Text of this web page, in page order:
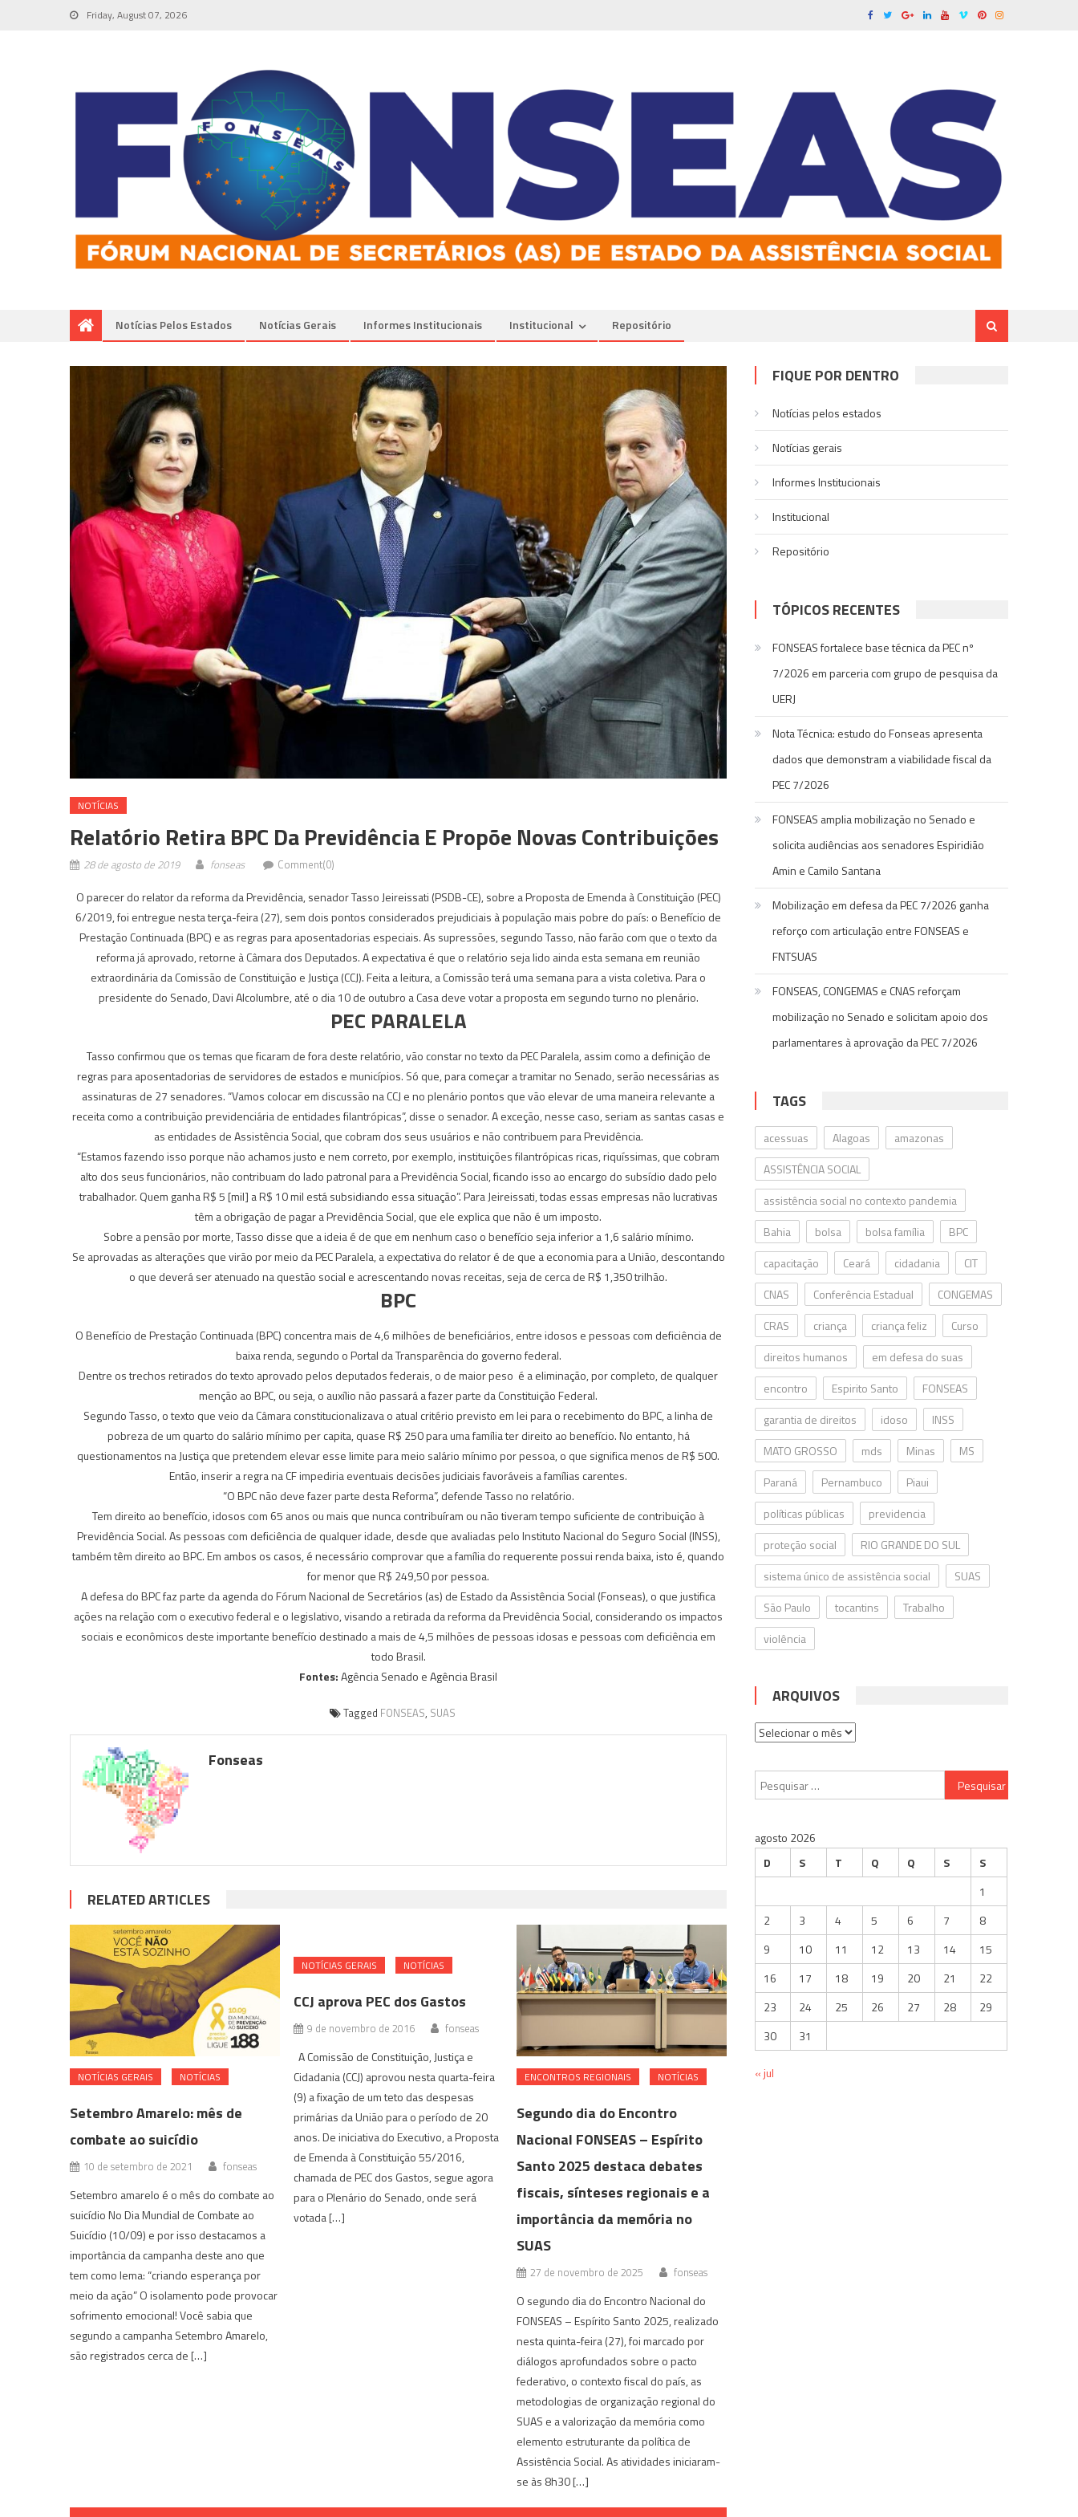
Friday, August 07, 2026
Notícias Pelos Estados Notí­cias Gerais Informes Institucionais Institucional Repositório
NOTÍCIAS
Relatório Retira BPC Da Previdência E Propõe Novas Contribuições
28 de agosto de 2019 fonseas Comment(0)
O parecer do relator da reforma da Previdência, senador Tasso Jeireissati (PSDB-CE), sobre a Proposta de Emenda à Constituição (PEC)
6/2019, foi entregue nesta terça-feira (27), sem dois pontos considerados prejudiciais à população mais pobre do país: o Benefício de
Prestação Continuada (BPC) e as regras para aposentadorias especiais. As supressões, segundo Tasso, não farão com que o texto da
reforma já aprovado, retorne à Câmara dos Deputados. A expectativa é que o relatório seja lido ainda esta semana em reunião
extraordinária da Comissão de Constituição e Justiça (CCJ). Feita a leitura, a Comissão terá uma semana para a vista coletiva. Para o
presidente do Senado, Davi Alcolumbre, até o dia 10 de outubro a Casa deve votar a proposta em segundo turno no plenário.
PEC PARALELA
Tasso confirmou que os temas que ficaram de fora deste relatório, vão constar no texto da PEC Paralela, assim como a definição de
regras para aposentadorias de servidores de estados e municípios. Só que, para começar a tramitar no Senado, serão necessárias as
assinaturas de 27 senadores. “Vamos colocar em discussão na CCJ e no plenário pontos que vão elevar de uma maneira relevante a
receita como a contribuição previdenciária de entidades filantrópicas”, disse o senador. A exceção, nesse caso, seriam as santas casas e
as entidades de Assistência Social, que cobram dos seus usuários e não contribuem para Previdência.
“Estamos fazendo isso porque não achamos justo e nem correto, por exemplo, instituições filantrópicas ricas, riquíssimas, que cobram
alto dos seus funcionários, não contribuam do lado patronal para a Previdência Social, ficando isso ao encargo do subsídio dado pelo
trabalhador. Quem ganha R$ 5 [mil] a R$ 10 mil está subsidiando essa situação”. Para Jeireissati, todas essas empresas não lucrativas
têm a obrigação de pagar a Previdência Social, que ele explica que não é um imposto.
Sobre a pensão por morte, Tasso disse que a ideia é de que em nenhum caso o benefício seja inferior a 1,6 salário mínimo.
Se aprovadas as alterações que virão por meio da PEC Paralela, a expectativa do relator é de que a economia para a União, descontando
o que deverá ser atenuado na questão social e acrescentando novas receitas, seja de cerca de R$ 1,350 trilhão.
BPC
O Benefício de Prestação Continuada (BPC) concentra mais de 4,6 milhões de beneficiários, entre idosos e pessoas com deficiência de
baixa renda, segundo o Portal da Transparência do governo federal.
Dentre os trechos retirados do texto aprovado pelos deputados federais, o de maior peso é a eliminação, por completo, de qualquer
menção ao BPC, ou seja, o auxílio não passará a fazer parte da Constituição Federal.
Segundo Tasso, o texto que veio da Câmara constitucionalizava o atual critério previsto em lei para o recebimento do BPC, a linha de
pobreza de um quarto do salário mínimo per capita, quase R$ 250 para uma família ter direito ao benefício. No entanto, há
questionamentos na Justiça que pretendem elevar esse limite para meio salário mínimo por pessoa, o que significa menos de R$ 500.
Então, inserir a regra na CF impediria eventuais decisões judiciais favoráveis a famílias carentes.
“O BPC não deve fazer parte desta Reforma”, defende Tasso no relatório.
Tem direito ao benefício, idosos com 65 anos ou mais que nunca contribuíram ou não tiveram tempo suficiente de contribuição à
Previdência Social. As pessoas com deficiência de qualquer idade, desde que avaliadas pelo Instituto Nacional do Seguro Social (INSS),
também têm direito ao BPC. Em ambos os casos, é necessário comprovar que a família do requerente possui renda baixa, isto é, quando
for menor que R$ 249,50 por pessoa.
A defesa do BPC faz parte da agenda do Fórum Nacional de Secretários (as) de Estado da Assistência Social (Fonseas), o que justifica
ações na relação com o executivo federal e o legislativo, visando a retirada da reforma da Previdência Social, considerando os impactos
sociais e econômicos deste importante benefício destinado a mais de 4,5 milhões de pessoas idosas e pessoas com deficiência em
todo Brasil.
Fontes:Agência Senado e Agência Brasil
Tagged FONSEAS, SUAS
Fonseas
RELATED ARTICLES
NOTÍ­CIAS GERAIS NOTÍCIAS
Setembro Amarelo: mês de
combate ao suicídio
10 de setembro de 2021 fonseas
Setembro amarelo é o mês do combate ao
suicídio No Dia Mundial de Combate ao
Suicídio (10/09) e por isso destacamos a
importância da campanha deste ano que
tem como lema: “criando esperança por
meio da ação” O isolamento pode provocar
sofrimento emocional! Você sabia que
segundo a campanha Setembro Amarelo,
são registrados cerca de […]
NOTÍ­CIAS GERAIS NOTÍCIAS
CCJ aprova PEC dos Gastos
9 de novembro de 2016 fonseas
A Comissão de Constituição, Justiça e
Cidadania (CCJ) aprovou nesta quarta-feira
(9) a fixação de um teto das despesas
primárias da União para o período de 20
anos. De iniciativa do Executivo, a Proposta
de Emenda à Constituição 55/2016,
chamada de PEC dos Gastos, segue agora
para o Plenário do Senado, onde será
votada […]
ENCONTROS REGIONAIS NOTÍCIAS
Segundo dia do Encontro
Nacional FONSEAS – Espírito
Santo 2025 destaca debates
fiscais, sínteses regionais e a
importância da memória no
SUAS
27 de novembro de 2025 fonseas
O segundo dia do Encontro Nacional do
FONSEAS – Espírito Santo 2025, realizado
nesta quinta-feira (27), foi marcado por
diálogos aprofundados sobre o pacto
federativo, o contexto fiscal do país, as
metodologias de organização regional do
SUAS e a valorização da memória como
elemento estruturante da política de
Assistência Social. As atividades iniciaram-
se às 8h30 […]
FIQUE POR DENTRO
Notícias pelos estados
Notí­cias gerais
Informes Institucionais
Institucional
Repositório
TÓPICOS RECENTES
FONSEAS fortalece base técnica da PEC nº
7/2026 em parceria com grupo de pesquisa da
UERJ
Nota Técnica: estudo do Fonseas apresenta
dados que demonstram a viabilidade fiscal da
PEC 7/2026
FONSEAS amplia mobilização no Senado e
solicita audiências aos senadores Espiridião
Amin e Camilo Santana
Mobilização em defesa da PEC 7/2026 ganha
reforço com articulação entre FONSEAS e
FNTSUAS
FONSEAS, CONGEMAS e CNAS reforçam
mobilização no Senado e solicitam apoio dos
parlamentares à aprovação da PEC 7/2026
TAGS
acessuas Alagoas
amazonas
ASSISTÊNCIA SOCIAL
assistência social no contexto pandemia
Bahia
bolsa bolsa família
BPC
capacitação
Ceará cidadania
CIT
CNAS
Conferência Estadual
CONGEMAS
CRAS
criança criança feliz
Curso
direitos humanos
em defesa do suas
encontro
Espirito Santo
FONSEAS
garantia de direitos
idoso
INSS
MATO GROSSO
mds Minas
MS
Paraná
Pernambuco
Piaui
políticas públicas
previdencia
proteção social
RIO GRANDE DO SUL
sistema único de assistência social
SUAS
São Paulo
tocantins
Trabalho
violência
ARQUIVOS
Arquivos
Pesquisar
por:
agosto 2026
D
S T Q Q S
S
1
2
3 4 5 6 7
8
9
10 11 12 13 14
15
16
17 18 19 20 21
22
23
24 25 26 27 28
29
30
31
« jul